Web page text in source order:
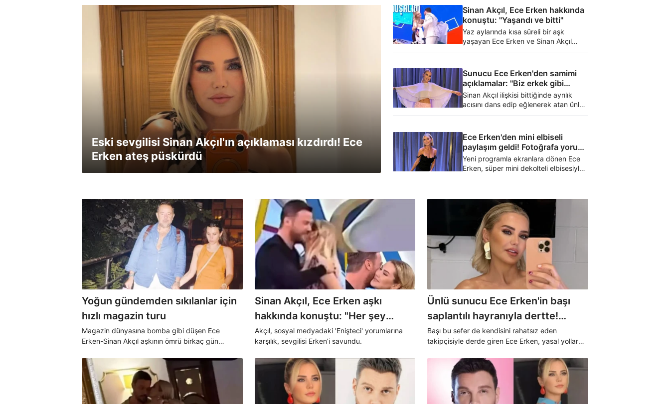
Eski sevgilisi Sinan Akçıl'ın açıklaması kızdırdı! Ece
Erken ateş püskürdü
Sinan Akçıl, Ece Erken hakkında
konuştu: "Yaşandı ve bitti"
Yaz aylarında kısa süreli bir aşk
yaşayan Ece Erken ve Sinan Akçıl
Sunucu Ece Erken'den samimi
açıklamalar: "Biz erkek gibi
olduk, erkekler de prenses oldu"
Sinan Akçıl ilişkisi bittiğinde ayrılık
acısını dans edip eğlenerek atan ünlü
Ece Erken'den mini elbiseli
paylaşım geldi! Fotoğrafa yorum
yağdı
Yeni programla ekranlara dönen Ece
Erken, süper mini dekolteli elbisesiyle
Yoğun gündemden sıkılanlar için
hızlı magazin turu
Magazin dünyasına bomba gibi düşen Ece
Erken-Sinan Akçıl aşkının ömrü birkaç gün
kadını Dilara Alemdar ile aşkını ilen etti.
Sinan Akçıl, Ece Erken aşkı
hakkında konuştu: "Her şey
yolunda"
Akçıl, sosyal medyadaki 'Enişteci' yorumlarına
karşılık, sevgilisi Erken’i savundu.
Ünlü sunucu Ece Erken'in başı
saplantılı hayranıyla dertte!
"Sonra kimse ağlamasın"
Başı bu sefer de kendisini rahatsız eden
takipçisiyle derde giren Ece Erken, yasal yollara